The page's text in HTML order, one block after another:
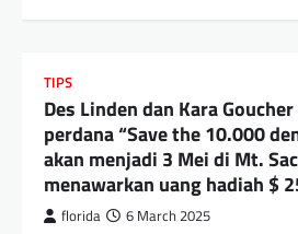
TIPS
Des Linden dan Kara
perdana “Save the 10.000
akan menjadi 3 Mei di Mt.
menawarkan uang hadiah $
florida 6 March 2025